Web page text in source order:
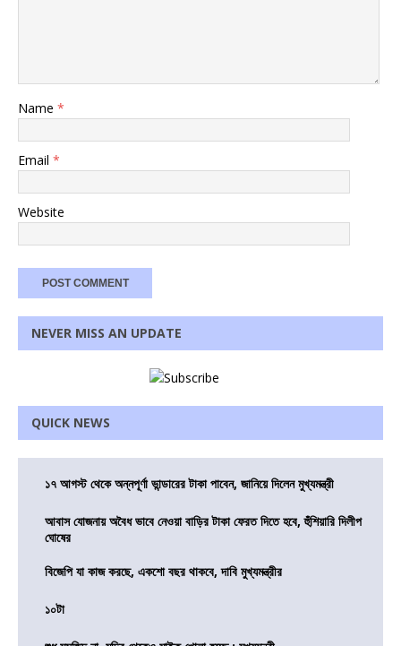
Name *
Email *
Website
NEVER MISS AN UPDATE
QUICK NEWS
১৭ আগস্ট থেকে অন্নপূর্ণা ভান্ডারের টাকা পাবেন, জানিয়ে দিলেন মুখ্যমন্ত্রী
আবাস যোজনায় অবৈধ ভাবে নেওয়া বাড়ির টাকা ফেরত দিতে হবে, হুঁশিয়ারি দিলীপ
ঘোষের
বিজেপি যা কাজ করছে, একশো বছর থাকবে, দাবি মুখ্যমন্ত্রীর
১০টা